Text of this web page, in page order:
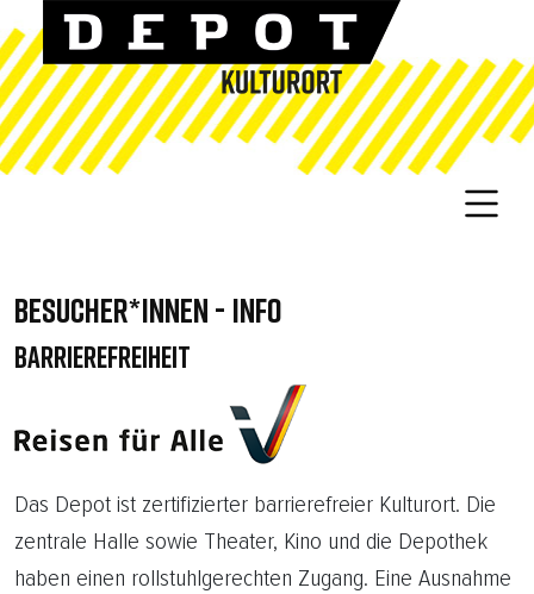
BESUCHER*INNEN - INFO
BARRIEREFREIHEIT
Das Depot ist zertifizierter barrierefreier Kulturort. Die
zentrale Halle sowie Theater, Kino und die Depothek
haben einen rollstuhlgerechten Zugang. Eine Ausnahme